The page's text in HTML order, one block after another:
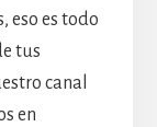
eso es todo
tus
canal
en